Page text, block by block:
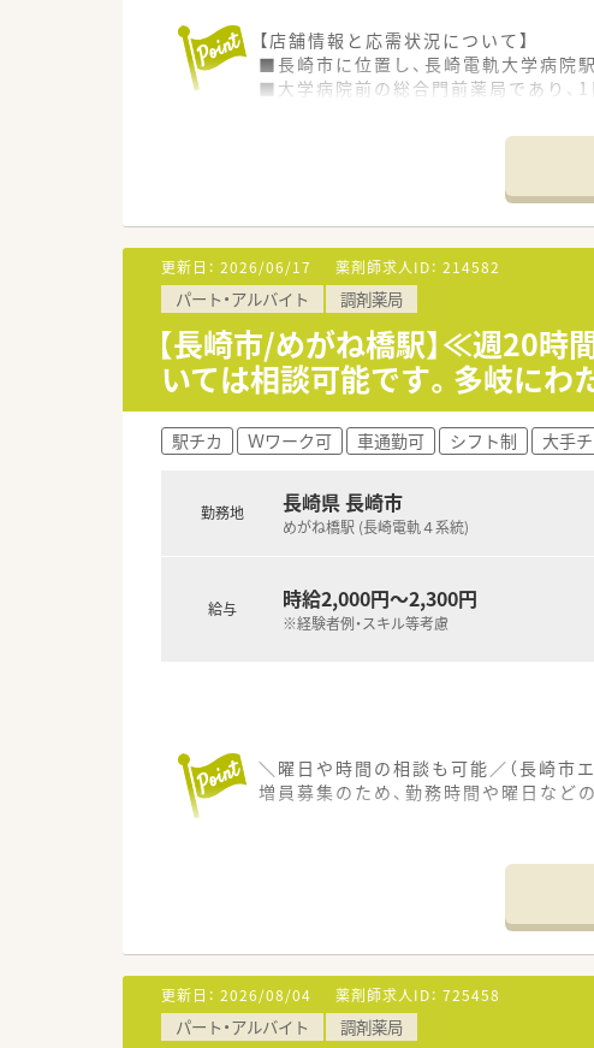
【店舗情報と応需状況について】
■長崎市に位置し、長崎電軌大学病院
■大学病院前の総合門前薬局であり、
■若いスタッフも多く活気があります
■完全週休2日制が魅力の薬局です。
【募集背景と求める人物像について】
■今回の募集は増員のためであり、新
■多岐にわたる応需科目の処方箋に対
■患者様一人ひとりに丁寧な服薬指導
【求人情報について】
■経験を考慮し、年収500万円から
■住宅手当は20,000円から50,000円
■駅チカで通勤に便利な好立地であり
■完全週休2日制が魅力で、メリハリ
■お盆は2日程度、ローテーションで
■12月30日は指定有給日としてお休
更新日： 2026/06/17 薬剤師求人ID： 214582
パート・アルバイト 調剤薬局
【長崎市/めがね橋駅】≪週20
いては相談可能です。多岐にわ
駅チカ Ｗワーク可 車通勤可 シフト制 大手
勤務地 長崎県 長崎市
めがね橋駅 (長崎電軌４系統)
給与 時給2,000円～2,300円
※経験者例・スキル等考慮
＼曜日や時間の相談も可能／（長崎市
増員募集のため、勤務時間や曜日など
■めがね橋駅から徒歩4分という好立
■心療内科や精神科をはじめ、内科や
■1日あたりの処方箋応需枚数は20枚
【法人特徴について】
■長崎県と福岡県を中心に複数の店舗
■代表自身が薬剤師であるため現場へ
■会社全体として労務管理が徹底され
更新日： 2026/08/04 薬剤師求人ID： 725458
パート・アルバイト 調剤薬局